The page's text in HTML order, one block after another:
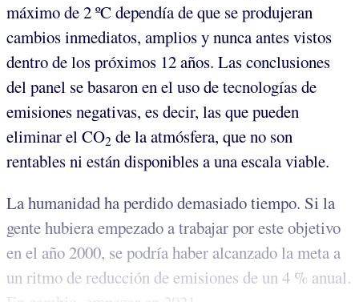
máximo de 2 ºC dependía de que se produjeran
cambios inmediatos, amplios y nunca antes vistos
dentro de los próximos 12 años. Las conclusiones
del panel se basaron en el uso de tecnologías de
emisiones negativas, es decir, las que pueden
eliminar el CO2 de la atmósfera, que no son
rentables ni están disponibles a una escala viable.
La humanidad ha perdido demasiado tiempo. Si la
gente hubiera empezado a trabajar por este objetivo
en el año 2000, se podría haber alcanzado la meta a
un ritmo de reducción de emisiones de un 4 % anual.